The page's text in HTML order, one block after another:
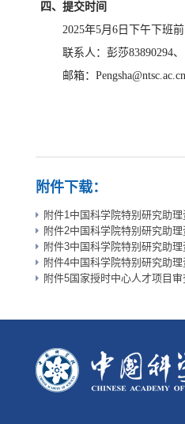
四、提交时间
2025年5月6日下午下班
联系人：彭莎83890294
邮箱：Pengsha@ntsc.ac.cn
国
附件下载：
附件1中国科学院特别研究助
附件2中国科学院特别研究助
附件3中国科学院特别研究助
附件4中国科学院特别研究助
附件5国家授时中心人才项目